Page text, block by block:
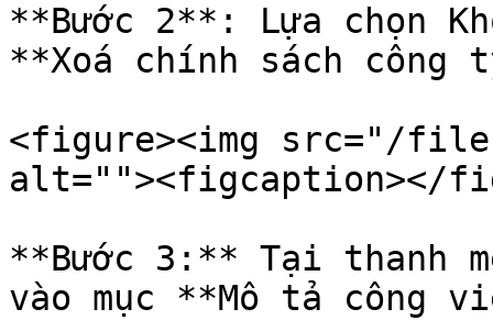
**Bước 2**: Lựa chọn
**Xoá chính sách công
<figure><img src="/
alt=""><figcaption></
**Bước 3:** Tại thanh
vào mục **Mô tả công